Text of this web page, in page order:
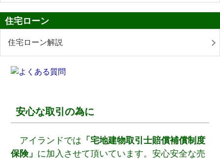
住宅ローン
住宅ローン解説
安心な取引の為に
アイランドでは 「宅地建物取引士賠償補償制度
保険」 に加入させて頂いています。安心安全な売